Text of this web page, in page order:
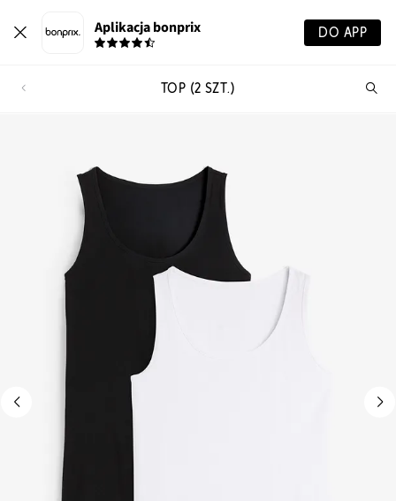
Aplikacja bonprix DO APP
TOP (2 SZT.)